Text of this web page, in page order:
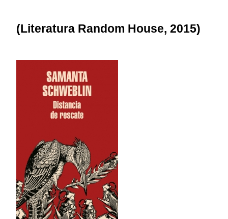
(Literatura Random House, 2015)